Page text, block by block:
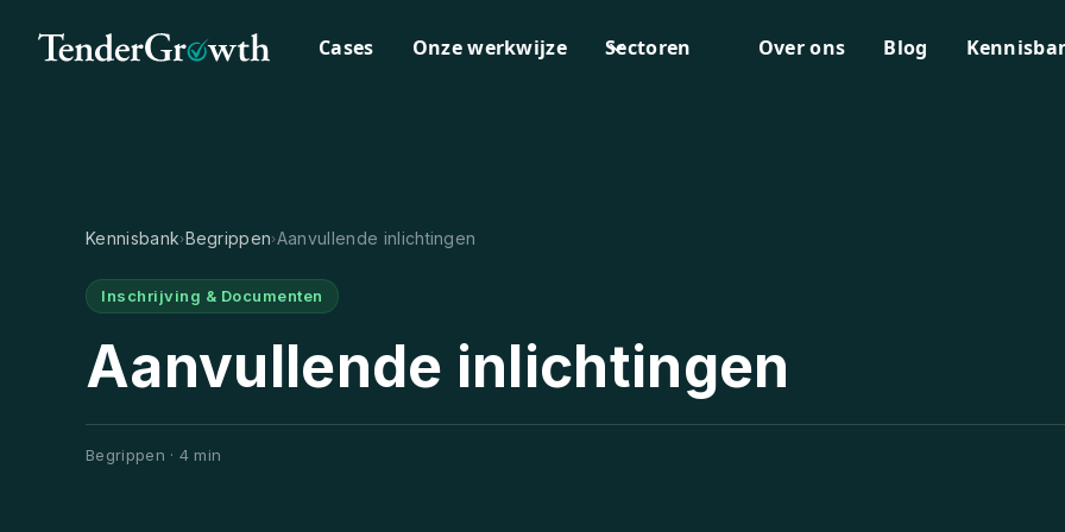
Cases Onze werkwijze Sectoren Over ons Blog
Aanvullende inlichtingen
Begrippen · 4 min
Inschrijving & Documenten
Kennisbank›Begrippen›Aanvullende inlichtingen